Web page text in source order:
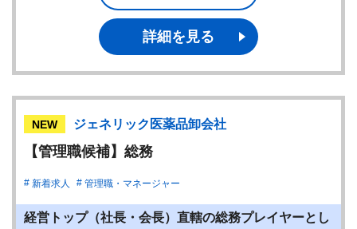
詳細を見る
NEW ジェネリック医薬品卸会社
【管理職候補】総務
新着求人 管理職・マネージャー
経営トップ（社長・会長）直轄の総務プレイヤーとし